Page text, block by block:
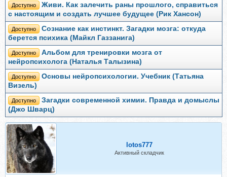
Доступно
Живи. Как залечить раны прошлого, справиться
с настоящим и создать лучшее будущее (Рик Хансон)
Доступно
Сознание как инстинкт. Загадки мозга: откуда
берется психика (Майкл Газзанига)
Доступно
Альбом для тренировки мозга от
нейропсихолога (Наталья Талызина)
Доступно
Основы нейропсихологии. Учебник (Татьяна
Визель)
Доступно
Загадки современной химии. Правда и домыслы
(Джо Шварц)
lotos777
Активный складчик